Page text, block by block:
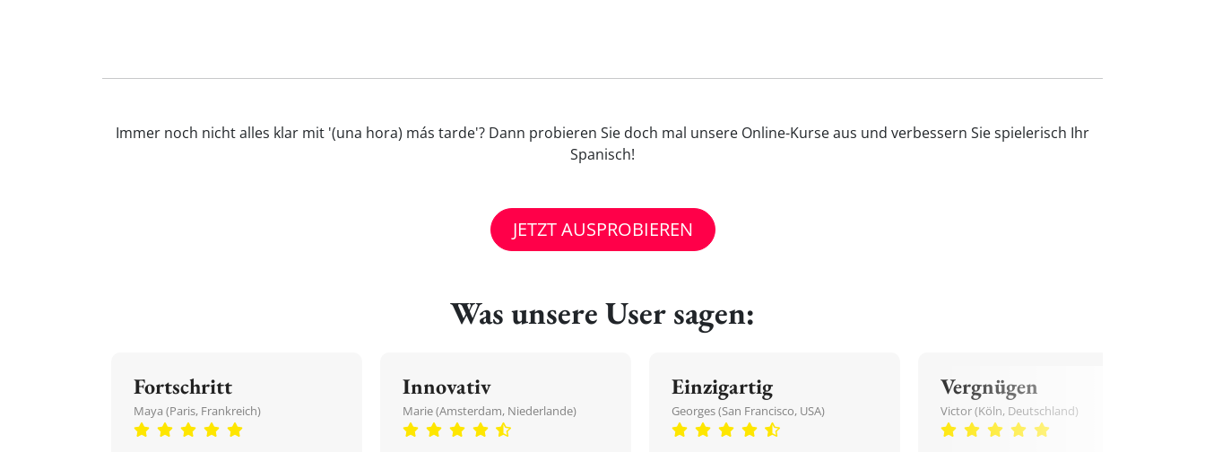
Immer noch nicht alles klar mit '(una hora) más tarde'? Dann probieren Sie doch mal unsere Online-Kurse aus und verbessern Sie spielerisch Ihr
Spanisch!
JETZT AUSPROBIEREN
Was unsere User sagen:
Fortschritt
Maya (Paris, Frankreich)
Innovativ
Marie (Amsterdam, Niederlande)
Einzigartig
Georges (San Francisco, USA)
Vergnügen
Victor (Köln, Deutschland)